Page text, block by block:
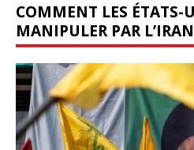
COMMENT LES ÉTATS-
MANIPULER PAR L’IRAN